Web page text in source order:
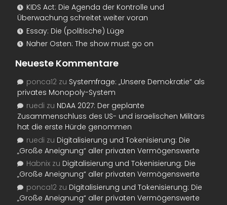
KIDS Act: Die Agenda der Kontrolle und
Überwachung schreitet weiter voran
Essay: Die (politische) Lüge
Naher Osten: The show must go on
Neueste Kommentare
ponca12 zu Systemfrage: „Unsere Demokratie“ als
privates Monopoly-System
ruedi zu NDAA 2027: Der geplante
Zusammenschluss des US- und israelischen Militärs
hat die erste Hürde genommen
ruedi zu Digitalisierung und Tokenisierung: Die
„Große Aneignung“ aller privaten Vermögenswerte
Habnix zu Digitalisierung und Tokenisierung: Die
„Große Aneignung“ aller privaten Vermögenswerte
ponca12 zu Digitalisierung und Tokenisierung: Die
„Große Aneignung“ aller privaten Vermögenswerte